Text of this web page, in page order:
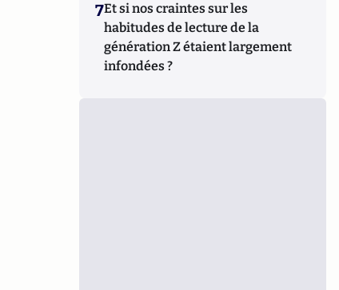
7Et si nos craintes sur les
habitudes de lecture de la
génération Z étaient largement
infondées ?